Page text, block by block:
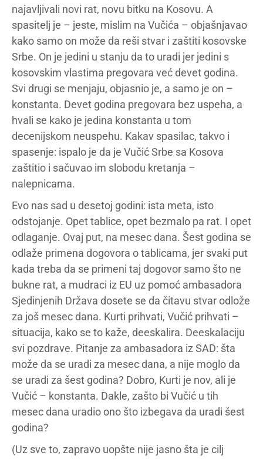
najavljivali novi rat, novu bitku na Kosovu. A
spasitelj je – jeste, mislim na Vučića – objašnjavao
kako samo on može da reši stvar i zaštiti kosovske
Srbe. On je jedini u stanju da to uradi jer jedini s
kosovskim vlastima pregovara već devet godina.
Svi drugi se menjaju, objasnio je, a samo je on –
konstanta. Devet godina pregovara bez uspeha, a
hvali se kako je jedina konstanta u tom
decenijskom neuspehu. Kakav spasilac, takvo i
spasenje: ispalo je da je Vučić Srbe sa Kosova
zaštitio i sačuvao im slobodu kretanja –
nalepnicama.
Evo nas sad u desetoj godini: ista meta, isto
odstojanje. Opet tablice, opet bezmalo pa rat. I opet
odlaganje. Ovaj put, na mesec dana. Šest godina se
odlaže primena dogovora o tablicama, jer svaki put
kada treba da se primeni taj dogovor samo što ne
bukne rat, a mudraci iz EU uz pomoć ambasadora
Sjedinjenih Država dosete se da čitavu stvar odlože
za još mesec dana. Kurti prihvati, Vučić prihvati –
situacija, kako se to kaže, deeskalira. Deeskalaciju
svi pozdrave. Pitanje za ambasadora iz SAD: šta
može da se uradi za mesec dana, a nije moglo da
se uradi za šest godina? Dobro, Kurti je nov, ali je
Vučić – konstanta. Dakle, zašto bi Vučić u tih
mesec dana uradio ono što izbegava da uradi šest
godina?
(Uz sve to, zapravo uopšte nije jasno šta je cilj